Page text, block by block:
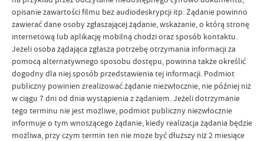
opisanie zawartości filmu bez audiodeskrypcji itp. Żądanie powinno
zawierać dane osoby zgłaszającej żądanie, wskazanie, o którą stronę
internetową lub aplikację mobilną chodzi oraz sposób kontaktu.
Jeżeli osoba żądająca zgłasza potrzebę otrzymania informacji za
pomocą alternatywnego sposobu dostępu, powinna także określić
dogodny dla niej sposób przedstawienia tej informacji. Podmiot
publiczny powinien zrealizować żądanie niezwłocznie, nie później niż
w ciągu 7 dni od dnia wystąpienia z żądaniem. Jeżeli dotrzymanie
tego terminu nie jest możliwe, podmiot publiczny niezwłocznie
informuje o tym wnoszącego żądanie, kiedy realizacja żądania będzie
możliwa, przy czym termin ten nie może być dłuższy niż 2 miesiące